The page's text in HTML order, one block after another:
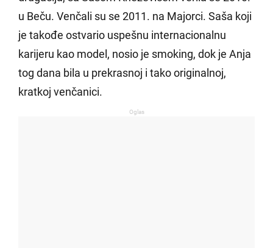
u Beču. Venčali su se 2011. na Majorci. Saša koji
je takođe ostvario uspešnu internacionalnu
karijeru kao model, nosio je smoking, dok je Anja
tog dana bila u prekrasnoj i tako originalnoj,
kratkoj venčanici.
Oglas